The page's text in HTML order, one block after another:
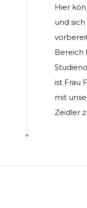
Hier
und
Bereich
ist Frau
mit
Zeidler